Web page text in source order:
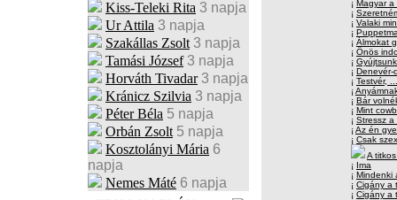
Kiss-Teleki Rita 3 napja
Ur Attila 3 napja
Szakállas Zsolt 3 napja
Tamási József 3 napja
Horváth Tivadar 3 napja
Kránicz Szilvia 3 napja
Péter Béla 5 napja
Orbán Zsolt 5 napja
Kosztolányi Mária 6
napja
Nemes Máté 6 napja
¡ Magyar a
¡
¡ Valaki
¡
¡ Álmokat
¡ Önös
¡
¡ Denevér-
¡ Testvér,
¡
¡ Bár
¡ Mint
¡ Stressz a
¡Az én
¡ Csak szex
A
¡ Ima
¡ Mindenki
¡ Cigány a
¡ Cigány a